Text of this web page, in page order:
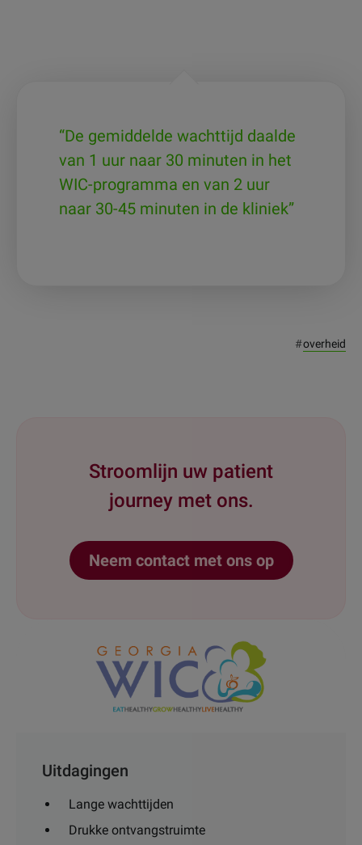
“De gemiddelde wachttijd daalde
van 1 uur naar 30 minuten in het
WIC-programma en van 2 uur
naar 30-45 minuten in de kliniek”
#overheid
Stroomlijn uw patient
journey met ons.
Neem contact met ons op
Uitdagingen
Lange wachttijden
Drukke ontvangstruimte